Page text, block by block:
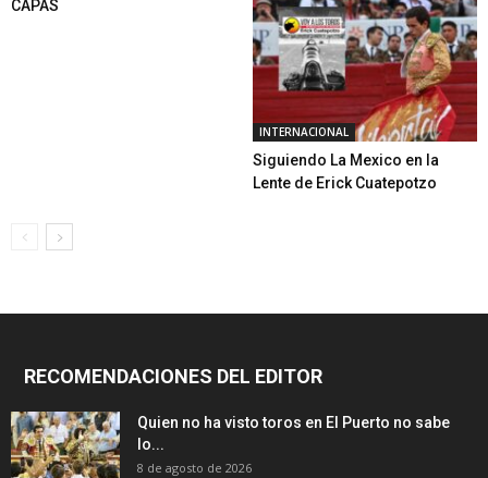
CAPAS
INTERNACIONAL
Siguiendo La Mexico en la
Lente de Erick Cuatepotzo
RECOMENDACIONES DEL EDITOR
Quien no ha visto toros en El Puerto no sabe
lo...
8 de agosto de 2026